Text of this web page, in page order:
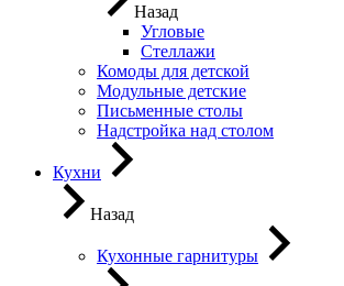
Назад
Угловые
Стеллажи
Комоды для детской
Модульные детские
Письменные столы
Надстройка над столом
Кухни
Назад
Кухонные гарнитуры